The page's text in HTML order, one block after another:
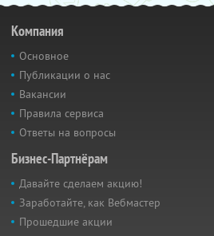
Компания
Основное
Публикации о нас
Вакансии
Правила сервиса
Ответы на вопросы
Бизнес-Партнёрам
Давайте сделаем акцию!
Заработайте, как Вебмастер
Прошедшие акции